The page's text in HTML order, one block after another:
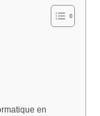
en